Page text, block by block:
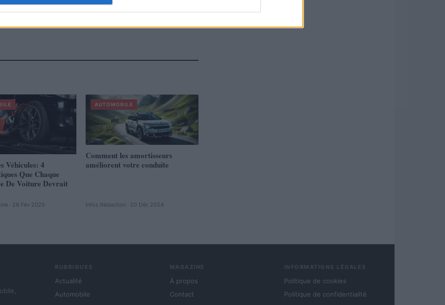
Véhicules: 4
Que Chaque
De Voiture Devrait
· 28 Fév 2025
AUTOMOBILE
Comment les amortisseurs
améliorent votre conduite
Infos Rédaction · 20 Déc 2024
RUBRIQUES
Actualité
Automobile
MAGAZINE
À propos
Contact
INFORMATIONS LÉGALES
Politique de cookies
Politique de confidentialité